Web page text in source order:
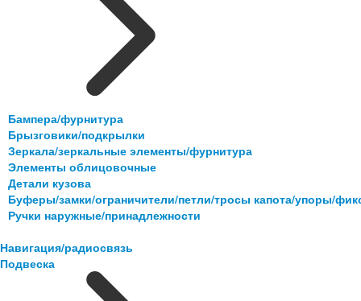
Бампера/фурнитура
Брызговики/подкрылки
Зеркала/зеркальные элементы/фурнитура
Элементы облицовочные
Детали кузова
Буферы/замки/ограничители/петли/тросы капота/упоры/
Ручки наружные/принадлежности
Навигация/радиосвязь
Подвеска